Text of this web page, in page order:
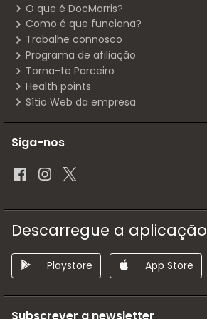
O que é DocMorris?
Como é que funciona?
Trabalhe connosco
Programa de afiliação
Torna-te Parceiro
Health points
Sítio Web da empresa
Siga-nos
Descarregue a aplicação
Playstore App Store
Subscrever a newsletter